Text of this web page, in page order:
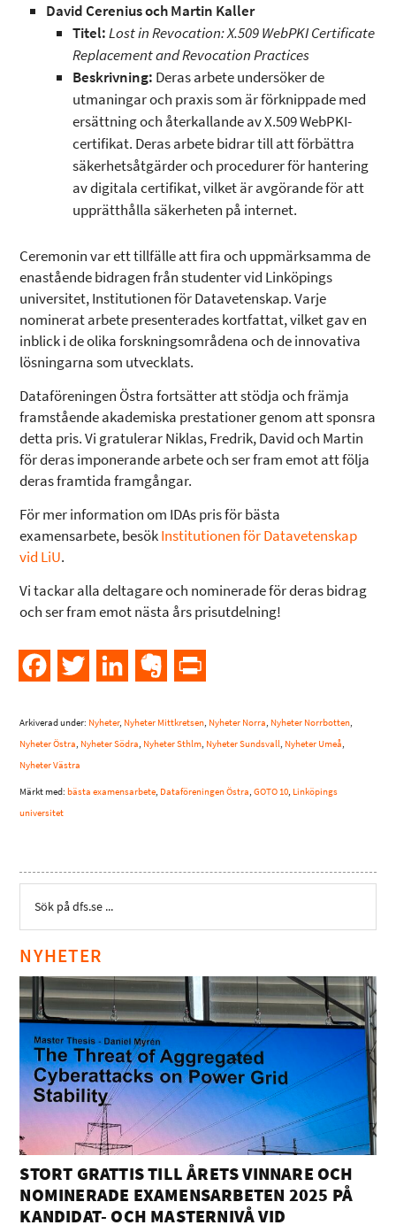
David Cerenius och Martin Kaller
Titel:Lost in Revocation: X.509 WebPKI Certificate
Replacement and Revocation Practices
Beskrivning: Deras arbete undersöker de
utmaningar och praxis som är förknippade med
ersättning och återkallande av X.509 WebPKI-
certifikat. Deras arbete bidrar till att förbättra
säkerhetsåtgärder och procedurer för hantering
av digitala certifikat, vilket är avgörande för att
upprätthålla säkerheten på internet.
Ceremonin var ett tillfälle att fira och uppmärksamma de
enastående bidragen från studenter vid Linköpings
universitet, Institutionen för Datavetenskap. Varje
nominerat arbete presenterades kortfattat, vilket gav en
inblick i de olika forskningsområdena och de innovativa
lösningarna som utvecklats.
Dataföreningen Östra fortsätter att stödja och främja
framstående akademiska prestationer genom att sponsra
detta pris. Vi gratulerar Niklas, Fredrik, David och Martin
för deras imponerande arbete och ser fram emot att följa
deras framtida framgångar.
För mer information om IDAs pris för bästa
examensarbete, besökInstitutionen för Datavetenskap
vid LiU.
Vi tackar alla deltagare och nominerade för deras bidrag
och ser fram emot nästa års prisutdelning!
FacebookTwitter LinkedInEvernote
Arkiverad under: Nyheter, Nyheter Mittkretsen, Nyheter Norra, Nyheter Norrbotten,
Nyheter Östra, Nyheter Södra, Nyheter Sthlm, Nyheter Sundsvall, Nyheter Umeå,
Nyheter Västra
Märkt med:bästa examensarbete, Dataföreningen Östra,GOTO 10, Linköpings
universitet
NYHETER
STORT GRATTIS TILL ÅRETS VINNARE OCH
NOMINERADE EXAMENSARBETEN 2025 PÅ
KANDIDAT- OCH MASTERNIVÅ VID